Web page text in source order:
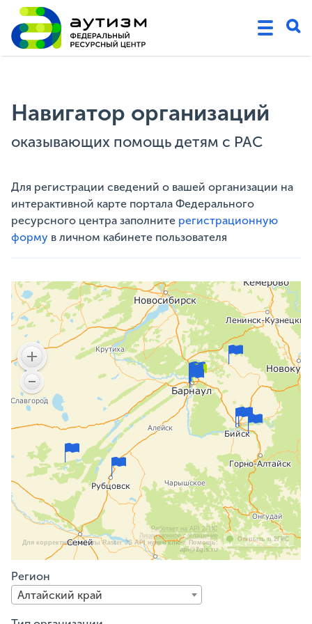
Навигатор организаций
оказывающих помощь детям с РАС
Для регистрации сведений о вашей организации на
интерактивной карте портала Федерального
ресурсного центра заполните регистрационную
форму в личном кабинете пользователя
Работает на API 2ГИС
Лицензионное соглашение
Для корректной работы Raster JS API нужен ключ. Помощь:
api@2gis.ru
Открыть в 2ГИС
Регион
Алтайский край